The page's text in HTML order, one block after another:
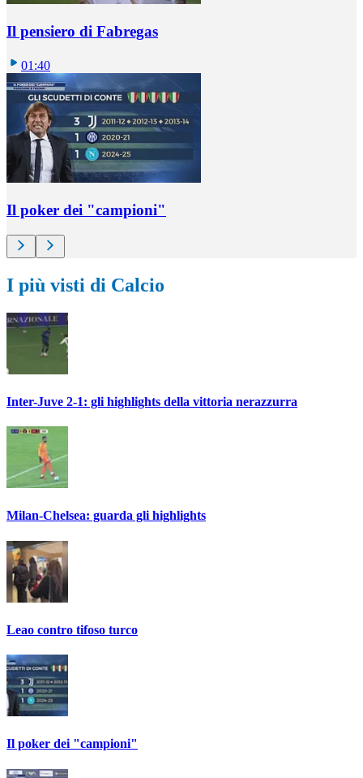
Il pensiero di Fabregas
01:40
Il poker dei "campioni"
I più visti di Calcio
Inter-Juve 2-1: gli highlights della vittoria nerazzurra
Milan-Chelsea: guarda gli highlights
Leao contro tifoso turco
Il poker dei "campioni"